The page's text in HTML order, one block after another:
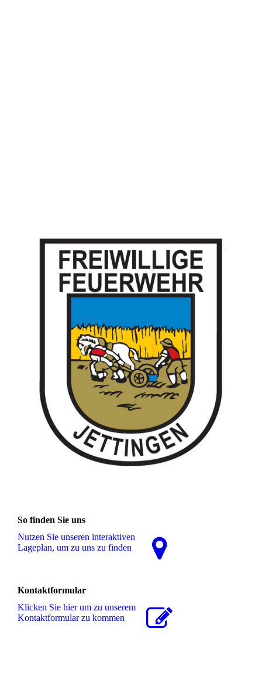
So finden Sie uns
Nutzen Sie unseren interaktiven
La­ge­plan, um zu uns zu finden
Kontaktformular
Klicken Sie hier um zu unserem
Kon­takt­for­mu­lar zu kommen